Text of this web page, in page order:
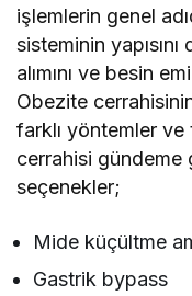
işlemlerin genel
sisteminin
alımını ve besin
Obezite
farklı yöntemler
cerrahisi gündeme
seçenekler;
Mide küçültme
Gastrik bypass